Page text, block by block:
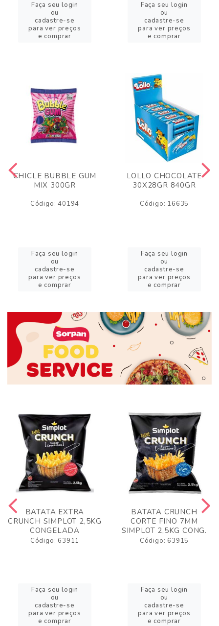
Faça seu login
ou
cadastre-se
para ver preços
e comprar
Faça seu login
ou
cadastre-se
para ver preços
e comprar
CHICLE BUBBLE GUM
MIX 300GR
Código: 40194
Faça seu login
ou
cadastre-se
para ver preços
e comprar
LOLLO CHOCOLATE
30X28GR 840GR
Código: 16635
Faça seu login
ou
cadastre-se
para ver preços
e comprar
BATATA EXTRA
CRUNCH SIMPLOT 2,5KG
CONGELADA
Código: 63911
Faça seu login
ou
cadastre-se
para ver preços
e comprar
BATATA CRUNCH
CORTE FINO 7MM
SIMPLOT 2,5KG CONG.
Código: 63915
Faça seu login
ou
cadastre-se
para ver preços
e comprar